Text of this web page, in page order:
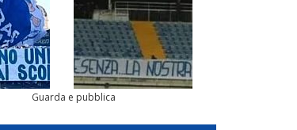
Guarda e pubblica